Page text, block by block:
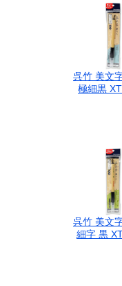
呉竹 美文
極細黒
呉竹 美文
細字 黒